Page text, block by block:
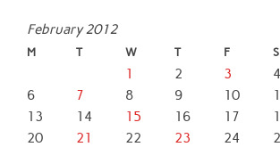
February 2012
M T W T F S
1 2 3 4
6
7 8 9 10
13
14 15 16 17
20
21 22 23 24